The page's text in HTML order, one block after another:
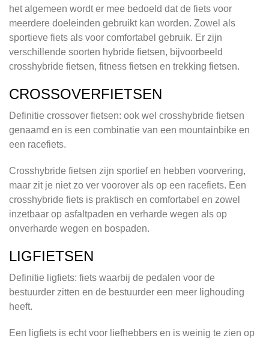
het algemeen wordt er mee bedoeld dat de fiets voor
meerdere doeleinden gebruikt kan worden. Zowel als
sportieve fiets als voor comfortabel gebruik. Er zijn
verschillende soorten hybride fietsen, bijvoorbeeld
crosshybride fietsen, fitness fietsen en trekking fietsen.
CROSSOVERFIETSEN
Definitie crossover fietsen: ook wel crosshybride fietsen
genaamd en is een combinatie van een mountainbike en
een racefiets.
Crosshybride fietsen zijn sportief en hebben voorvering,
maar zit je niet zo ver voorover als op een racefiets. Een
crosshybride fiets is praktisch en comfortabel en zowel
inzetbaar op asfaltpaden en verharde wegen als op
onverharde wegen en bospaden.
LIGFIETSEN
Definitie ligfiets: fiets waarbij de pedalen voor de
bestuurder zitten en de bestuurder een meer lighouding
heeft.
Een ligfiets is echt voor liefhebbers en is weinig te zien op